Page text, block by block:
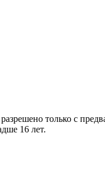
только с
16 лет.